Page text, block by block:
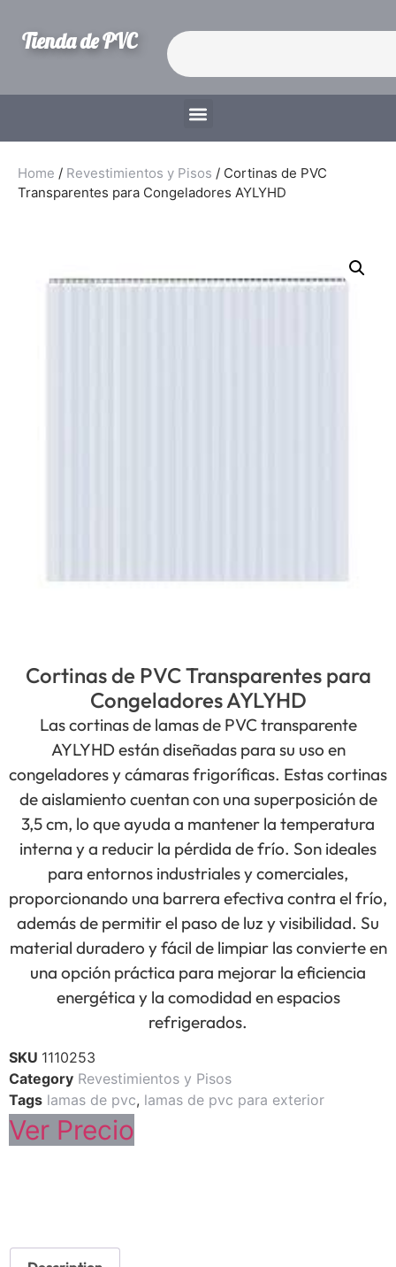
Tienda de PVC
Home / Revestimientos y Pisos / Cortinas de PVC
Transparentes para Congeladores AYLYHD
Cortinas de PVC Transparentes para
Congeladores AYLYHD
Las cortinas de lamas de PVC transparente
AYLYHD están diseñadas para su uso en
congeladores y cámaras frigoríficas. Estas cortinas
de aislamiento cuentan con una superposición de
3,5 cm, lo que ayuda a mantener la temperatura
interna y a reducir la pérdida de frío. Son ideales
para entornos industriales y comerciales,
proporcionando una barrera efectiva contra el frío,
además de permitir el paso de luz y visibilidad. Su
material duradero y fácil de limpiar las convierte en
una opción práctica para mejorar la eficiencia
energética y la comodidad en espacios
refrigerados.
SKU 1110253
Category Revestimientos y Pisos
Tags lamas de pvc, lamas de pvc para exterior
Ver Precio